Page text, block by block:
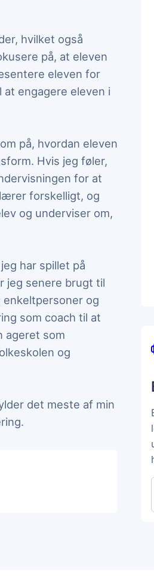
hvilket også
på, at eleven
eleven for
engagere eleven i
på, hvordan eleven
Hvis jeg føler,
for at
forskelligt, og
og underviser om,
har spillet på
jeg senere brugt til
og
som coach til at
ageret som
og
det meste af min